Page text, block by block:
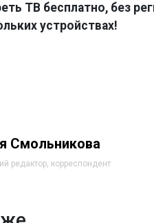
ТВ бесплатно, без
устройствах!
Смольникова
редактор, корреспондент